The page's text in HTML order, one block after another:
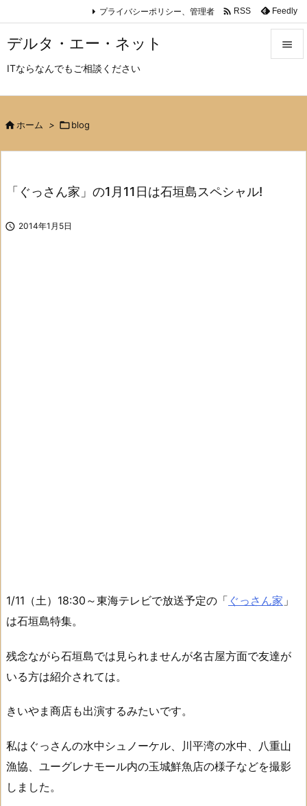
デルタ・エー・ネット
ITならなんでもご相談ください

プライバシーポリシー、管理者  RSS Feedly
 ホーム > blog
「ぐっさん家」の1月11日は石垣島スペシャル!
 2014年1月5日
1/11（土）18:30～東海テレビで放送予定の「 ぐっさん家 」
は石垣島特集。
残念ながら石垣島では見られませんが名古屋方面で友達が
いる方は紹介されては。
きいやま商店も出演するみたいです。
私はぐっさんの水中シュノーケル、川平湾の水中、八重山
漁協、ユーグレナモール内の玉城鮮魚店の様子などを撮影
しました。